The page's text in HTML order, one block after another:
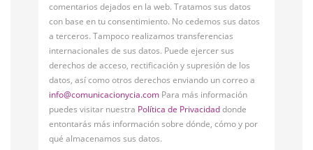
comentarios dejados en la web. Tratamos sus datos
con base en tu consentimiento. No cedemos sus datos
a terceros. Tampoco realizamos transferencias
internacionales de sus datos. Puede ejercer sus
derechos de acceso, rectificación y supresión de los
datos, así como otros derechos enviando un correo a
info@comunicacionycia.com Para más información
puedes visitar nuestra Política de Privacidaddonde
entontarás más información sobre dónde, cómo y por
qué almacenamos sus datos.